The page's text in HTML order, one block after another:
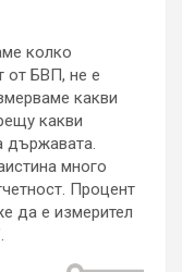
колко
от БВП, не е
какви
какви
държавата.
много
Процент
да е измерител